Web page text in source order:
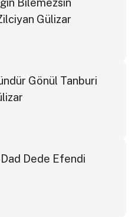
Bilemezsin
Gülizar
Gönül Tanburi
Dede Efendi